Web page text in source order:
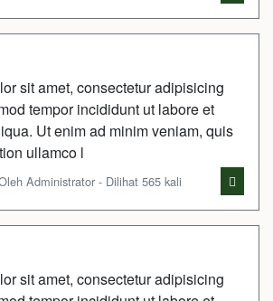
sit amet, consectetur adipisicing
tempor incididunt ut labore et
Ut enim ad minim veniam, quis
ullamco l
Administrator - Dilihat 565 kali
sit amet, consectetur adipisicing